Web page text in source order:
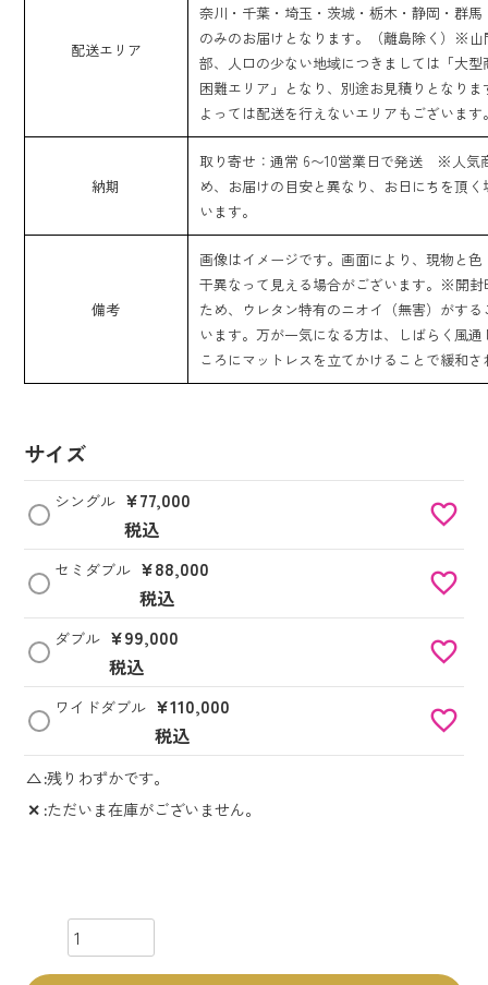
配送エリア
奈川・千葉・埼玉・茨城・栃木・静岡・群
のみのお届けとなります。（離島除く）※山
部、人口の少ない地域につきましては「大型
困難エリア」となり、別途お見積りとなりま
よっては配送を行えないエリアもございます
納期
取り寄せ：通常 6〜10営業日で発送 ※人気
め、お届けの目安と異なり、お日にちを頂く
います。
備考
画像はイメージです。画面により、現物と色
干異なって見える場合がございます。※開封
ため、ウレタン特有のニオイ（無害）がする
います。万が一気になる方は、しばらく風通
ころにマットレスを立てかけることで緩和さ
サイズ
シングル ¥77,000
税込
セミダブル ¥88,000
税込
ダブル ¥99,000
税込
ワイドダブル ¥110,000
税込
△ 残りわずかです。
✕ ただいま在庫がございません。